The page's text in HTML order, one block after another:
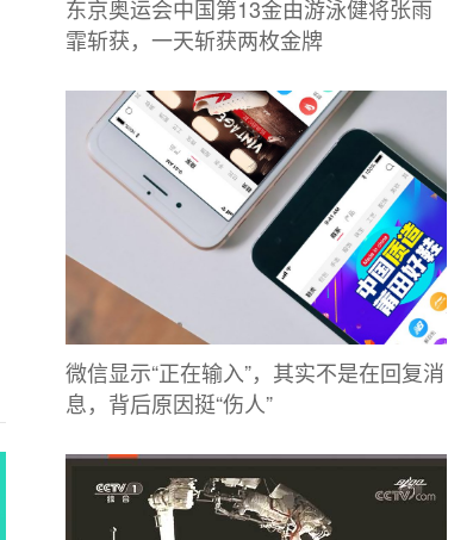
东京奥运会中国第13金由游泳健将张雨
霏斩获，一天斩获两枚金牌
微信显示“正在输入”，其实不是在回复消
息，背后原因挺“伤人”